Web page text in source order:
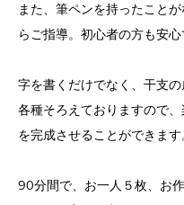
また、筆ペンを持ったこと
らご指導。初心者の方も安心
字を書くだけでなく、干支
各種そろえておりますので
を完成させることができます
90分間で、お一人５枚、お